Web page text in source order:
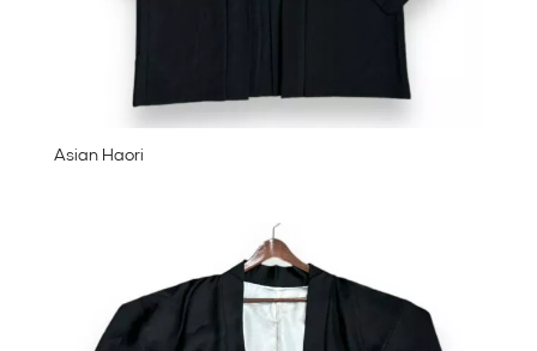
Asian Haori